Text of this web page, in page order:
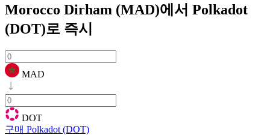
Morocco Dirham (MAD)에서 Polkadot
(DOT)로 즉시
MAD
DOT
구매 Polkadot (DOT)